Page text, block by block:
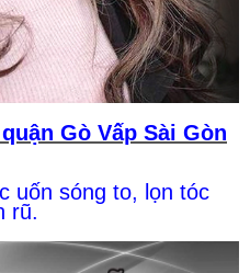
Gò Vấp Sài Gòn
uốn sóng to, lọn tóc
rũ.